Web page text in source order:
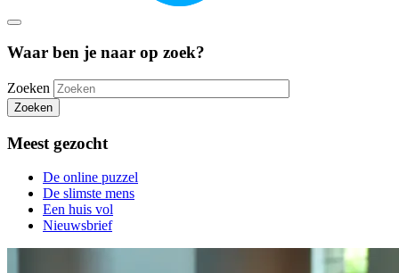
Waar ben je naar op zoek?
Zoeken
Zoeken
Meest gezocht
De online puzzel
De slimste mens
Een huis vol
Nieuwsbrief